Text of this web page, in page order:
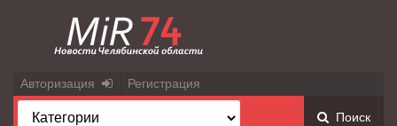
Авторизация Регистрация
Поиск